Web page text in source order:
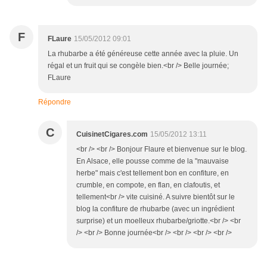
F FLaure 15/05/2012 09:01
La rhubarbe a été généreuse cette année avec la pluie. Un
régal et un fruit qui se congèle bien.<br /> Belle journée;
FLaure
Répondre
C CuisinetCigares.com 15/05/2012 13:11
<br /> <br /> Bonjour Flaure et bienvenue sur le blog.
En Alsace, elle pousse comme de la "mauvaise
herbe" mais c'est tellement bon en confiture, en
crumble, en compote, en flan, en clafoutis, et
tellement<br /> vite cuisiné. A suivre bientôt sur le
blog la confiture de rhubarbe (avec un ingrédient
surprise) et un moelleux rhubarbe/griotte.<br /> <br
/> <br /> Bonne journée<br /> <br /> <br /> <br />